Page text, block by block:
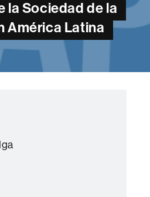
la Sociedad de la
América Latina